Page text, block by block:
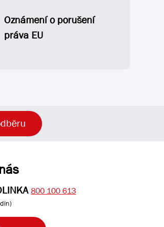
Oznámení o porušení
práva EU
800 100 613